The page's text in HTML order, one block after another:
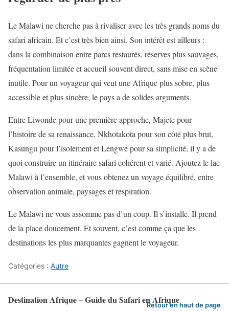
Le Malawi ne cherche pas à rivaliser avec les très grands noms du
safari africain. Et c’est très bien ainsi. Son intérêt est ailleurs :
dans la combinaison entre parcs restaurés, réserves plus sauvages,
fréquentation limitée et accueil souvent direct, sans mise en scène
inutile. Pour un voyageur qui veut une Afrique plus sobre, plus
accessible et plus sincère, le pays a de solides arguments.
Entre Liwonde pour une première approche, Majete pour
l’histoire de sa renaissance, Nkhotakota pour son côté plus brut,
Kasungu pour l’isolement et Lengwe pour sa simplicité, il y a de
quoi construire un itinéraire safari cohérent et varié. Ajoutez le lac
Malawi à l’ensemble, et vous obtenez un voyage équilibré, entre
observation animale, paysages et respiration.
Le Malawi ne vous assomme pas d’un coup. Il s’installe. Il prend
de la place doucement. Et souvent, c’est comme ça que les
destinations les plus marquantes gagnent le voyageur.
Catégories : Autre
Destination Afrique – Guide du Safari en AfriqueRetour en haut de page